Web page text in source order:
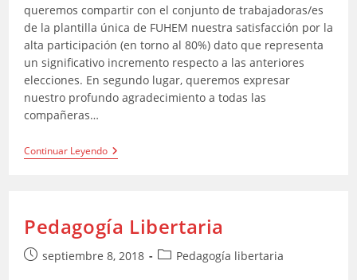
queremos compartir con el conjunto de trabajadoras/es
de la plantilla única de FUHEM nuestra satisfacción por la
alta participación (en torno al 80%) dato que representa
un significativo incremento respecto a las anteriores
elecciones. En segundo lugar, queremos expresar
nuestro profundo agradecimiento a todas las
compañeras…
Continuar LeyendoÉxito
De
CGT
FUHEM
Pedagogía Libertaria
Publicación
septiembre 8, 2018
Categoría
Pedagogía libertaria